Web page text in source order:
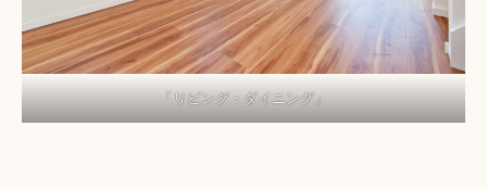
「リビング・ダイニング」